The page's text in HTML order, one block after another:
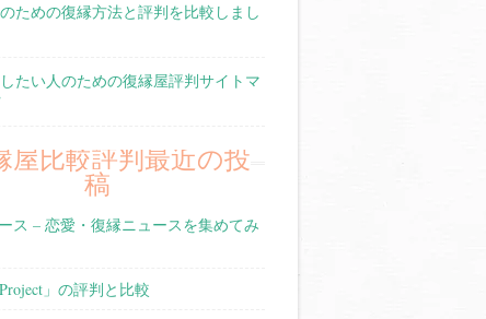
ための復縁方法と評判を比較しまし
たい人のための復縁屋評判サイトマ
屋比較評判最近の投
稿
ス – 恋愛・復縁ニュースを集めてみ
」の評判と比較